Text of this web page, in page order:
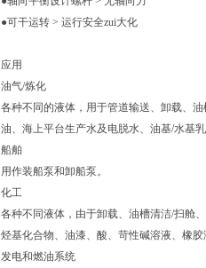
●可干运转 > 运行安全zui大化
应用
油气/炼化
各种不同的液体，用于管道输送、卸载、
油、海上平台生产水及电脱水、油基/水基
船舶
用作装船泵和卸船泵。
化工
各种不同液体，由于卸载、油槽清洁/扫舱
烃基化合物、油漆、酸、苛性碱溶液、橡胶
发电和燃油系统